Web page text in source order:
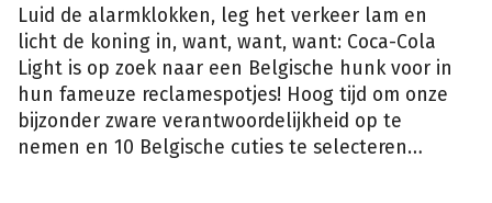
Luid de alarmklokken, leg het verkeer lam en
licht de koning in, want, want, want: Coca-Cola
Light is op zoek naar een Belgische hunk voor in
hun fameuze reclamespotjes! Hoog tijd om onze
bijzonder zware verantwoordelijkheid op te
nemen en 10 Belgische cuties te selecteren…